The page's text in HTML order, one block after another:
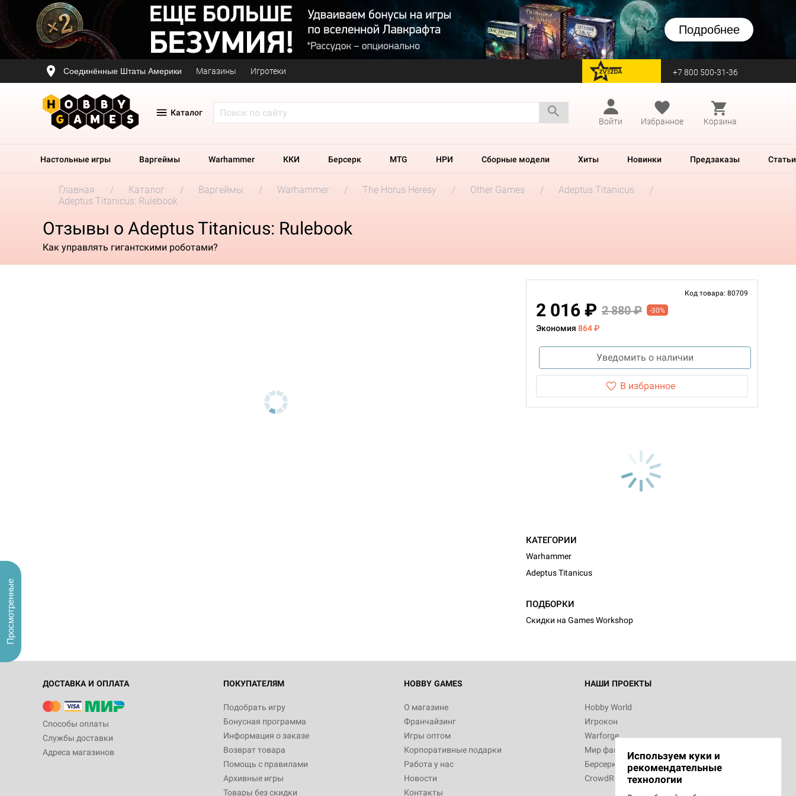
Подробнее
Соединённые Штаты Америки Магазины Игротеки перейти на Zvezda +7 800 500-31-36
Каталог
Войти
Избранное Корзина
Настольные игры Варгеймы Warhammer ККИ Берсерк MTG НРИ Сборные модели Хиты Новинки Предзаказы Статьи
Главная Каталог Варгеймы Warhammer The Horus Heresy Other Games
Adeptus Titanicus
Adeptus Titanicus: Rulebook
Отзывы о Adeptus Titanicus: Rulebook
Как управлять гигантскими роботами?
Код товара: 80709
2 016 ₽ 2 880 ₽ -30%
Экономия 864 ₽
Уведомить о наличии
В избранное
КАТЕГОРИИ
Warhammer
Adeptus Titanicus
ПОДБОРКИ
Скидки на Games Workshop
ДОСТАВКА И ОПЛАТА
Способы оплаты
Службы доставки
Адреса магазинов
ПОКУПАТЕЛЯМ
Подобрать игру
Бонусная программа
Информация о заказе
Возврат товара
Помощь с правилами
Архивные игры
Товары без скидки
HOBBY GAMES
О магазине
Франчайзинг
Игры оптом
Корпоративные подарки
Работа у нас
Новости
Контакты
НАШИ ПРОЕКТЫ
Hobby World
Игрокон
Warforge
Мир фантастики
Берсерк
CrowdRepublic
Используем куки и
рекомендательные
технологии
Просмотренные
Настольная игра Hobby World Монстры
Белая смерть
12 990
Настольная игра Hobby World Ужас
3 490